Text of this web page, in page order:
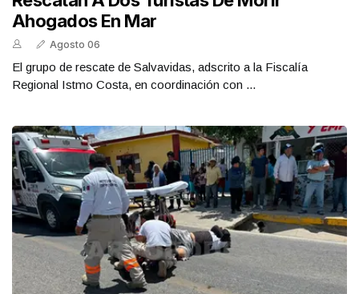
Ahogados En Mar
Agosto 06
El grupo de rescate de Salvavidas, adscrito a la Fiscalía
Regional Istmo Costa, en coordinación con ...